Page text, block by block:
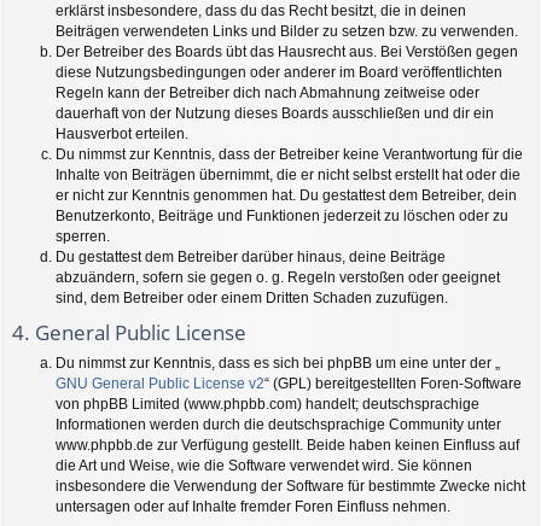
erklärst insbesondere, dass du das Recht besitzt, die in deinen
Beiträgen verwendeten Links und Bilder zu setzen bzw. zu verwenden.
Der Betreiber des Boards übt das Hausrecht aus. Bei Verstößen gegen
diese Nutzungsbedingungen oder anderer im Board veröffentlichten
Regeln kann der Betreiber dich nach Abmahnung zeitweise oder
dauerhaft von der Nutzung dieses Boards ausschließen und dir ein
Hausverbot erteilen.
Du nimmst zur Kenntnis, dass der Betreiber keine Verantwortung für die
Inhalte von Beiträgen übernimmt, die er nicht selbst erstellt hat oder die
er nicht zur Kenntnis genommen hat. Du gestattest dem Betreiber, dein
Benutzerkonto, Beiträge und Funktionen jederzeit zu löschen oder zu
sperren.
Du gestattest dem Betreiber darüber hinaus, deine Beiträge
abzuändern, sofern sie gegen o. g. Regeln verstoßen oder geeignet
sind, dem Betreiber oder einem Dritten Schaden zuzufügen.
4. General Public License
Du nimmst zur Kenntnis, dass es sich bei phpBB um eine unter der „
GNU General Public License v2“ (GPL) bereitgestellten Foren-Software
von phpBB Limited (www.phpbb.com) handelt; deutschsprachige
Informationen werden durch die deutschsprachige Community unter
www.phpbb.de zur Verfügung gestellt. Beide haben keinen Einfluss auf
die Art und Weise, wie die Software verwendet wird. Sie können
insbesondere die Verwendung der Software für bestimmte Zwecke nicht
untersagen oder auf Inhalte fremder Foren Einfluss nehmen.